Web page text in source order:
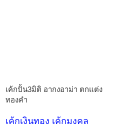
เค้กปั้น3มิติ อากงอาม่า ตกแต่ง
ทองคำ
เค้กเงินทอง เค้กมงคล